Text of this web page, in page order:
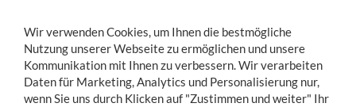
Wir verwenden Cookies, um Ihnen die bestmögliche
Nutzung unserer Webseite zu ermöglichen und unsere
Kommunikation mit Ihnen zu verbessern. Wir verarbeiten
Daten für Marketing, Analytics und Personalisierung nur,
wenn Sie uns durch Klicken auf "Zustimmen und weiter" Ihr